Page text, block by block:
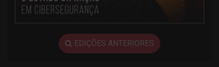
EDIÇÕES ANTERIORES